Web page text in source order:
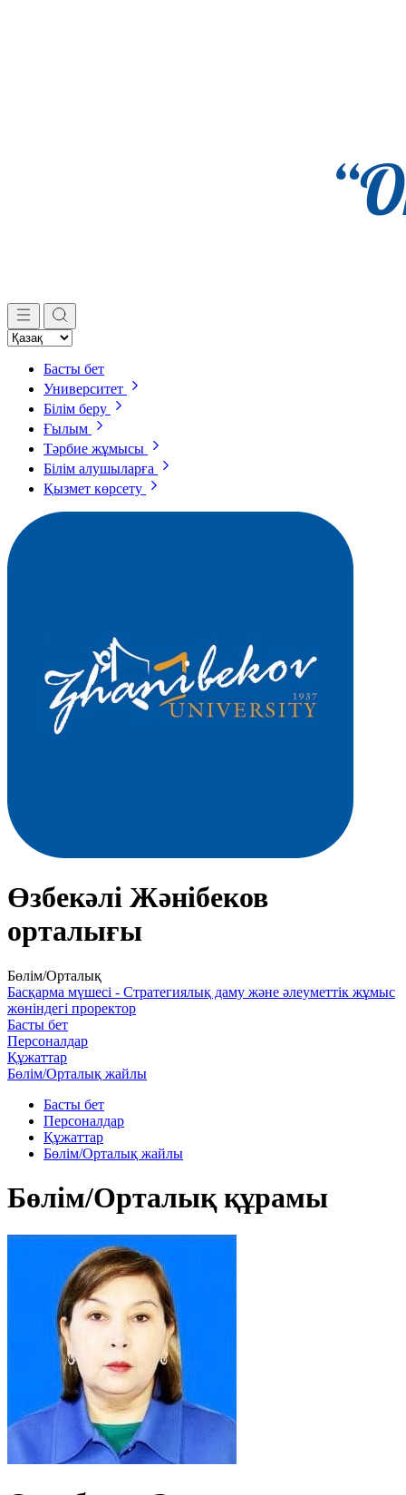
Басты бет
Университет
Білім беру
Ғылым
Тәрбие жұмысы
Білім алушыларға
Қызмет көрсету
Өзбекәлі Жәнібеков
орталығы
Бөлім/Орталық
Басқарма мүшесі - Стратегиялық даму және әлеуметтік жұмыс
жөніндегі проректор
Басты бет
Персоналдар
Құжаттар
Бөлім/Орталық жайлы
Басты бет
Персоналдар
Құжаттар
Бөлім/Орталық жайлы
Бөлім/Орталық құрамы